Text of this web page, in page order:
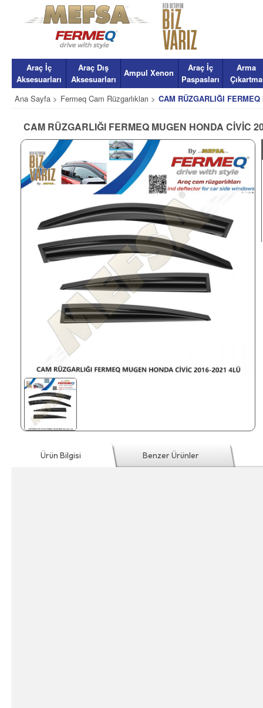
Araç İç
Aksesuarları
Araç Dış
Aksesuarları
Ampul Xenon
Araç İç
Paspasları
Arma
Çıkartma
Ana Sayfa > Fermeq Cam Rüzgarlıkları > CAM RÜZGARLIĞI
CAM RÜZGARLIĞI FERMEQ MUGEN HONDA CİVİC
Ürün Bilgisi Benzer Ürünler